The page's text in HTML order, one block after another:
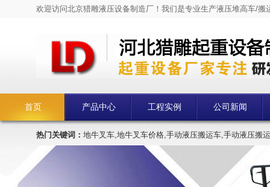
欢迎访问北京猎雕液压设备制造厂！我们是专业生产液压堆高车/搬
首页 产品中心 工程实例 公司新闻
热门关键词： 地牛叉车,地牛叉车价格,手动液压搬运车,手动液压搬